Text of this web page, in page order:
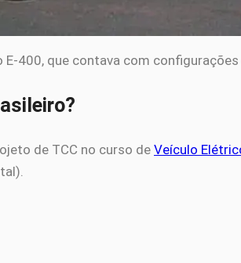
400, que contava com
de TCC no curso de Veículo